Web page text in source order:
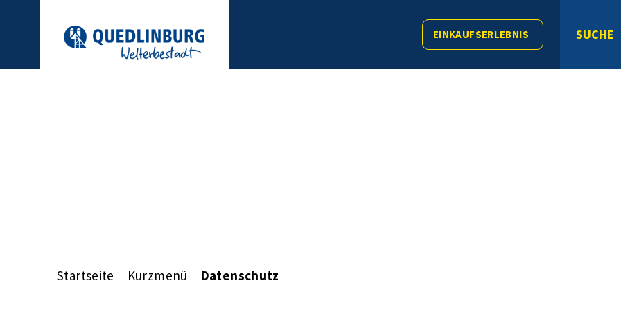
EINKAUFSERLEBNIS SUCHE
Startseite Kurzmenü Datenschutz